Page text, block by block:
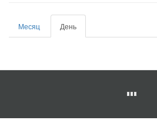
Главные
вкладки
Месяц День
вкладка)